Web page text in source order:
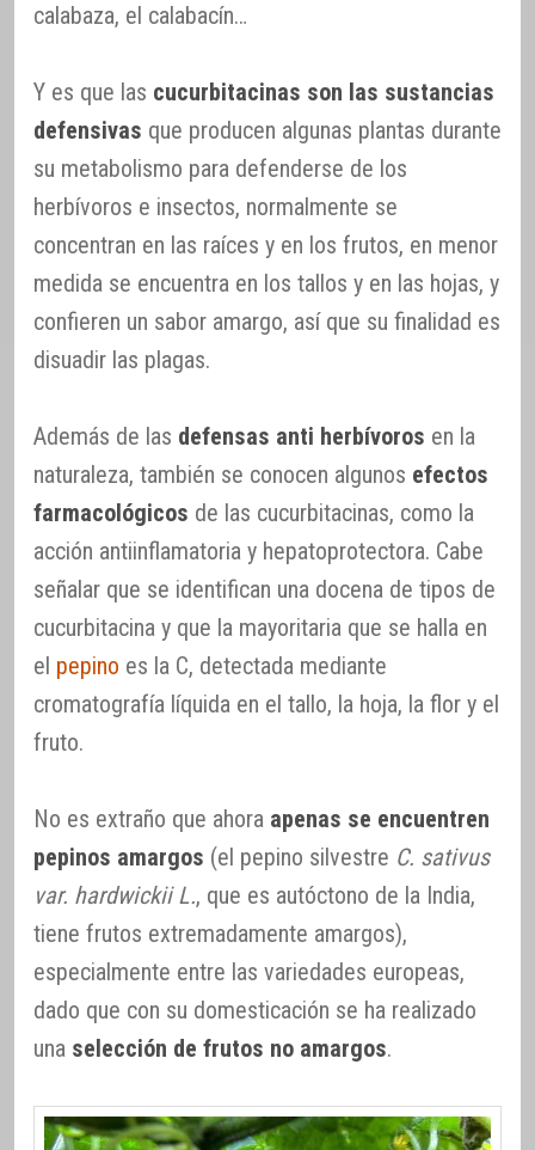
calabaza, el calabacín…
Y es que las cucurbitacinas son las sustancias
defensivas que producen algunas plantas durante
su metabolismo para defenderse de los
herbívoros e insectos, normalmente se
concentran en las raíces y en los frutos, en menor
medida se encuentra en los tallos y en las hojas, y
confieren un sabor amargo, así que su finalidad es
disuadir las plagas.
Además de las defensas anti herbívoros en la
naturaleza, también se conocen algunos efectos
farmacológicos de las cucurbitacinas, como la
acción antiinflamatoria y hepatoprotectora. Cabe
señalar que se identifican una docena de tipos de
cucurbitacina y que la mayoritaria que se halla en
el pepino es la C, detectada mediante
cromatografía líquida en el tallo, la hoja, la flor y el
fruto.
No es extraño que ahora apenas se encuentren
pepinos amargos (el pepino silvestre C. sativus
var. hardwickii L., que es autóctono de la India,
tiene frutos extremadamente amargos),
especialmente entre las variedades europeas,
dado que con su domesticación se ha realizado
una selección de frutos no amargos.